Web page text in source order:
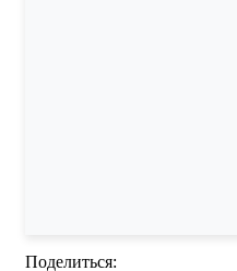
Поделиться: